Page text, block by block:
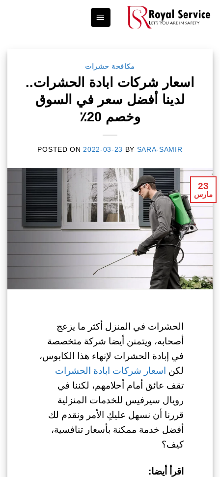
مكافحة حشرات
اسعار شركات ابادة الحشرات..
لدينا أفضل سعر في السوق
وخصم 20٪
POSTED ON 2022-03-23 BY SARA-SAMIR
23
مارس
الحشرات في المنزل أكثر ما يزعج
أصحابه، ويتمنن أيضا شركة متخصصة
في إبادة الحشرات لإنهاء هذا الكابوس،
لكن اسعار شركات ابادة الحشرات
تقف عائق أمام أحلامهم، لكننا في
رويال سيرفيس للخدمات المنزلية
قررنا أن نسهل عليكِ الأمر ونقدم لك
أفضل خدمة ممكنة بأسعار تنافسية،
كيف؟
اقرأ أيضا: